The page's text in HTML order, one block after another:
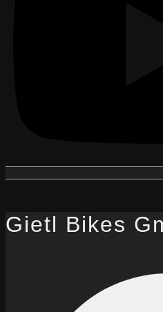
Gietl Bikes